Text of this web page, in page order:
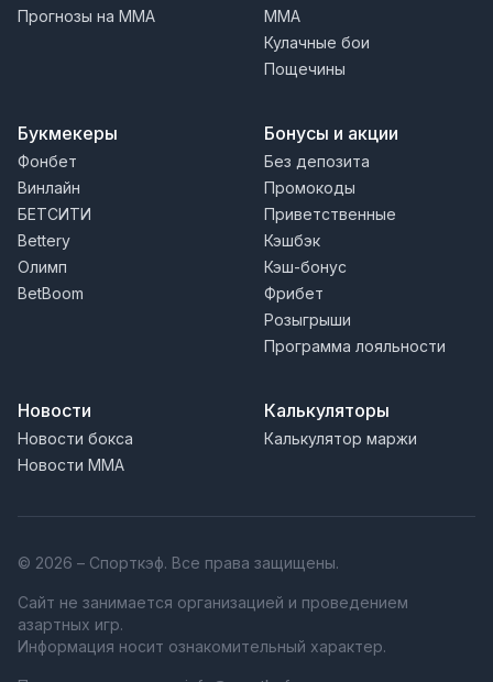
Прогнозы на MMA
MMA
Кулачные бои
Пощечины
Букмекеры
Фонбет
Винлайн
БЕТСИТИ
Bettery
Олимп
BetBoom
Бонусы и акции
Без депозита
Промокоды
Приветственные
Кэшбэк
Кэш-бонус
Фрибет
Розыгрыши
Программа лояльности
Новости
Новости бокса
Новости MMA
Калькуляторы
Калькулятор маржи
© 2026 – Спорткэф. Все права защищены.
Сайт не занимается организацией и проведением
азартных игр.
Информация носит ознакомительный характер.